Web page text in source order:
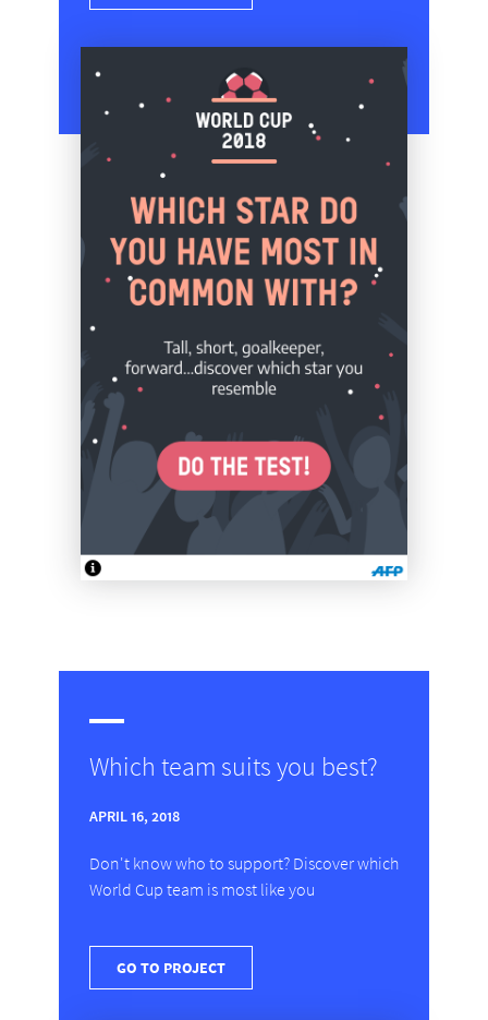
Which team suits you best?
APRIL 16, 2018
Don't know who to support? Discover which
World Cup team is most like you
GO TO PROJECT